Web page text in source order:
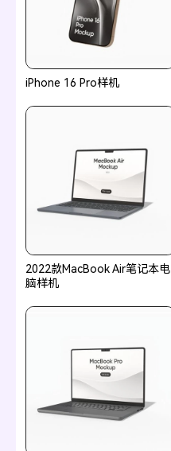
iPhone 16 Pro样机
2022款MacBook Air笔记本电
脑样机